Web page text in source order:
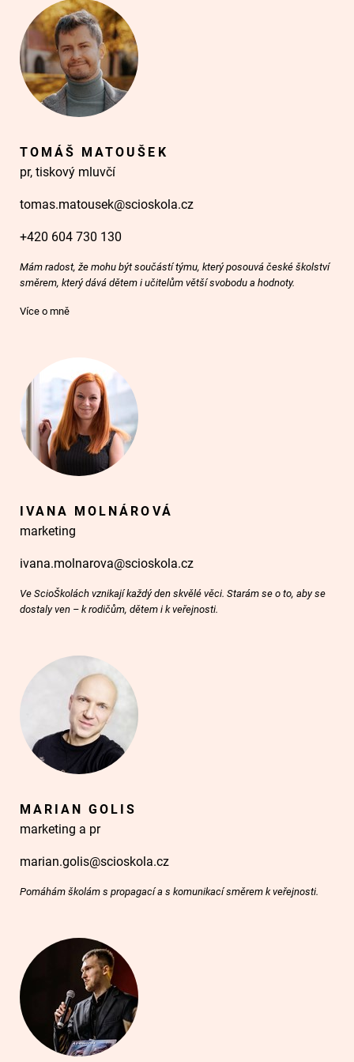
TOMÁŠ MATOUŠEK
pr, tiskový mluvčí
tomas.matousek@scioskola.cz
+420 604 730 130
Mám radost, že mohu být součástí týmu, který posouvá české školství
směrem, který dává dětem i učitelům větší svobodu a hodnoty.
Více o mně
IVANA MOLNÁROVÁ
marketing
ivana.molnarova@scioskola.cz
Ve ScioŠkolách vznikají každý den skvělé věci. Starám se o to, aby se
dostaly ven – k rodičům, dětem i k veřejnosti.
MARIAN GOLIS
marketing a pr
marian.golis@scioskola.cz
Pomáhám školám s propagací a s komunikací směrem k veřejnosti.